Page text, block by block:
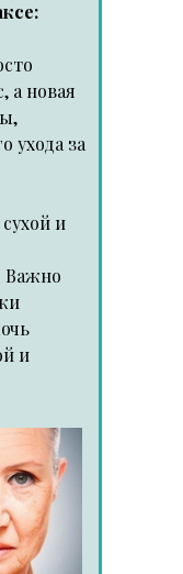
а новая
ухода за
и
Важно
и